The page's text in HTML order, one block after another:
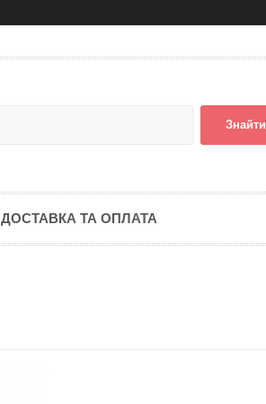
Знайти
ДОСТАВКА ТА ОПЛАТА